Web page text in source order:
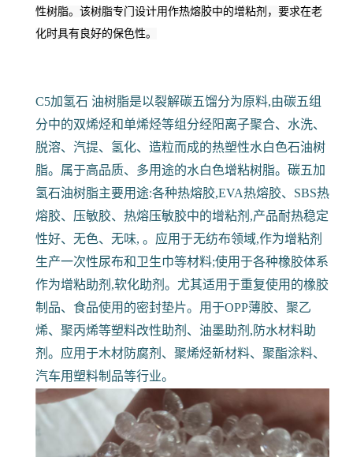
性树脂。 该树脂专门设计用作热熔胶中的增粘剂，要求在老
化时具有良好的保色性。
C5加氢石 油树脂是以裂解碳五馏分为原料,由碳五组
分中的双烯烃和单烯烃等组分经阳离子聚合、水洗、
脱溶、汽提、氢化、造粒而成的热塑性水白色石油树
脂。属于高品质、多用途的水白色增粘树脂。碳五加
氢石油树脂主要用途:各种热熔胶,EVA热熔胶、SBS热
熔胶、压敏胶、热熔压敏胶中的增粘剂,产品耐热稳定
性好、无色、无味, 。应用于无纺布领域,作为增粘剂
生产一次性尿布和卫生巾等材料;使用于各种橡胶体系
作为增粘助剂,软化助剂。尤其适用于重复使用的橡胶
制品、食品使用的密封垫片。用于OPP薄胶、聚乙
烯、聚丙烯等塑料改性助剂、油墨助剂,防水材料助
剂。应用于木材防腐剂、聚烯烃新材料、聚酯涂料、
汽车用塑料制品等行业。